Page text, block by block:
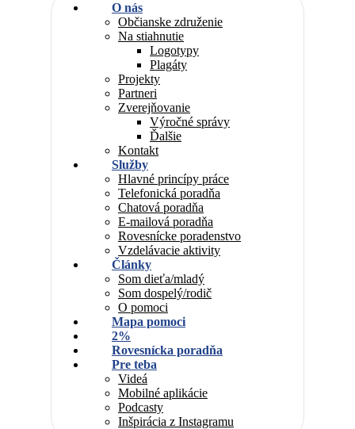
O nás
Občianske združenie
Na stiahnutie
Logotypy
Plagáty
Projekty
Partneri
Zverejňovanie
Výročné správy
Ďalšie
Kontakt
Služby
Hlavné princípy práce
Telefonická poradňa
Chatová poradňa
E-mailová poradňa
Rovesnícke poradenstvo
Vzdelávacie aktivity
Články
Som dieťa/mladý
Som dospelý/rodič
O pomoci
Mapa pomoci
2%
Rovesnícka poradňa
Pre teba
Videá
Mobilné aplikácie
Podcasty
Inšpirácia z Instagramu